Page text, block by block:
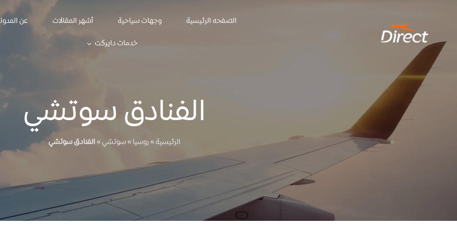
content
الصفحه الرئيسية وجهات سياحية أشهر المقالات
عن
خدمات دايركت
الفنادق سوتشي
الرئيسية»روسيا»سوتشي»الفنادق سوتشي